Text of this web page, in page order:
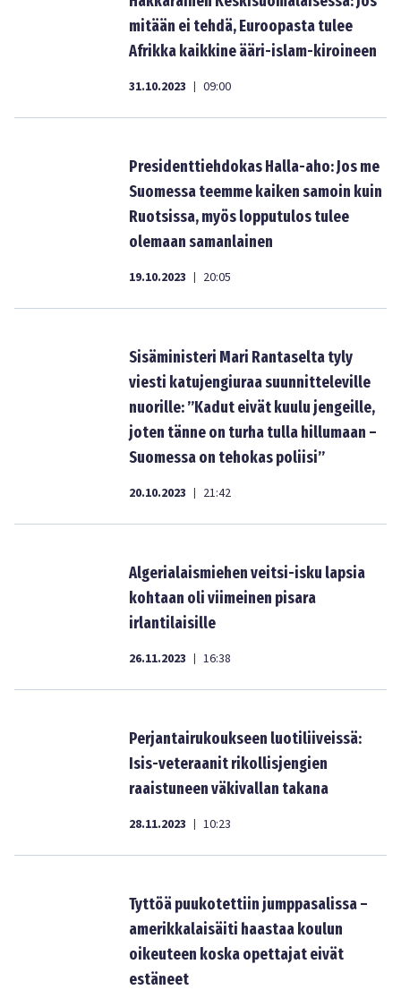
mitään ei tehdä, Euroopasta tulee
Afrikka kaikkine ääri-islam-kiroineen
31.10.2023 | 09:00
Presidenttiehdokas Halla-aho: Jos me
Suomessa teemme kaiken samoin kuin
Ruotsissa, myös lopputulos tulee
olemaan samanlainen
19.10.2023 | 20:05
Sisäministeri Mari Rantaselta tyly
viesti katujengiuraa suunnitteleville
nuorille: ”Kadut eivät kuulu jengeille,
joten tänne on turha tulla hillumaan –
Suomessa on tehokas poliisi”
20.10.2023 | 21:42
Algerialaismiehen veitsi-isku lapsia
kohtaan oli viimeinen pisara
irlantilaisille
26.11.2023 | 16:38
Perjantairukoukseen luotiliiveissä:
Isis-veteraanit rikollisjengien
raaistuneen väkivallan takana
28.11.2023 | 10:23
Tyttöä puukotettiin jumppasalissa –
amerikkalaisäiti haastaa koulun
oikeuteen koska opettajat eivät
estäneet